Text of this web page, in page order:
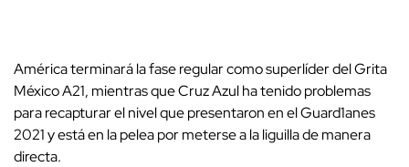
América terminará la fase regular como superlíder del Grita
México A21, mientras que Cruz Azul ha tenido problemas
para recapturar el nivel que presentaron en el Guard1anes
2021 y está en la pelea por meterse a la liguilla de manera
directa.